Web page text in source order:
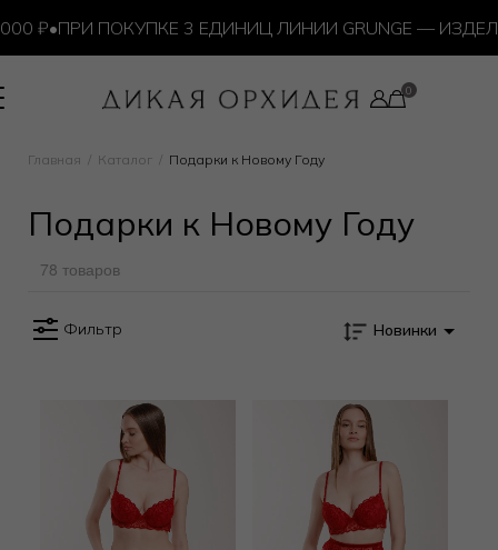
₽•ПРИ ПОКУПКЕ 3 ЕДИНИЦ ЛИНИИ GRUNGE —
Главная Каталог Подарки к Новому Году
Подарки к Новому Году
78 товаров
Фильтр Новинки